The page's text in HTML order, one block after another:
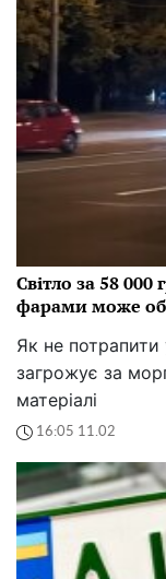
Світло за 58
фарами може
Як не потрапити
загрожує за
матеріалі
16:05 11.02